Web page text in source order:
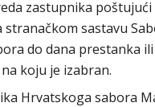
zastupnika
sastavu
do dana prestanka
koju je izabran.
Hrvatskoga sabora